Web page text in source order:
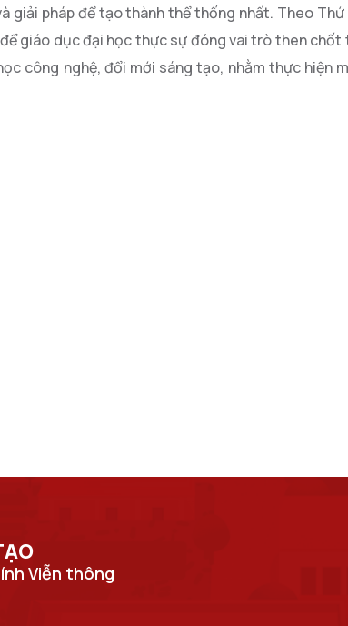
giải pháp để tạo thành thể thống nhất. Theo
giáo dục đại học thực sự đóng vai trò then
công nghệ, đổi mới sáng tạo, nhằm thực hiện
Viễn thông